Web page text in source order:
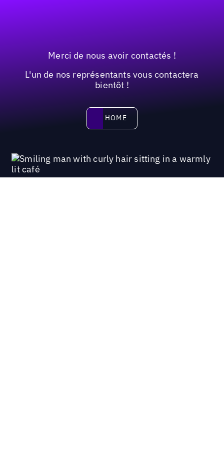
Merci de nous avoir contactés !
L'un de nos représentants vous contactera
bientôt !
HOMEHOME